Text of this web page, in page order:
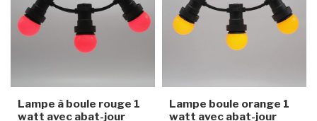
Lampe à boule rouge 1
watt avec abat-jour
Lampe boule orange 1
watt avec abat-jour